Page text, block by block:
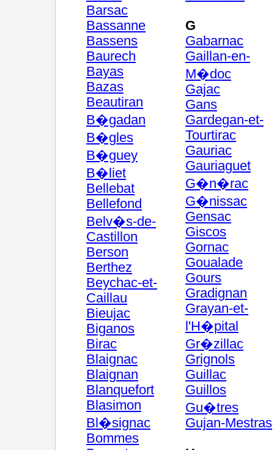
Barsac
Bassanne
Bassens
Baurech
Bayas
Bazas
Beautiran
B�gadan
B�gles
B�guey
B�liet
Bellebat
Bellefond
Belv�s-de-
Castillon
Berson
Berthez
Beychac-et-
Caillau
Bieujac
Biganos
Birac
Blaignac
Blaignan
Blanquefort
Blasimon
Bl�signac
Bommes
G
Gabarnac
Gaillan-en-
M�doc
Gajac
Gans
Gardegan-et-
Tourtirac
Gauriac
Gauriaguet
G�n�rac
G�nissac
Gensac
Giscos
Gornac
Goualade
Gours
Gradignan
Grayan-et-
l'H�pital
Gr�zillac
Grignols
Guillac
Guillos
Gu�tres
Gujan-Mestras